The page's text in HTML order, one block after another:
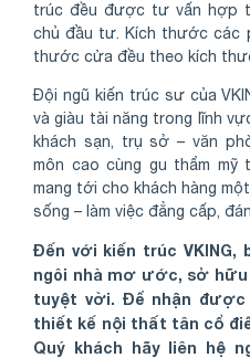
trúc đều được tư vấn hợp
chủ đầu tư. Kích thước các
thước cửa đều theo kích
Đội ngũ kiến trúc sư của
và giàu tài năng trong lĩnh
khách sạn, trụ sở – văn
môn cao cùng gu thẩm mỹ
mang tới cho khách hàng
sống – làm việc đẳng cấp,
Đến với kiến trúc VKING,
ngôi nhà mơ ước, sở hữu
tuyệt vời. Để nhận
thiết kế nội thất tân cổ
Quý khách hãy liên hệ